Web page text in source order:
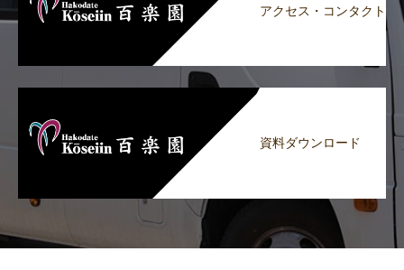
アクセス・コンタクト
資料ダウンロード